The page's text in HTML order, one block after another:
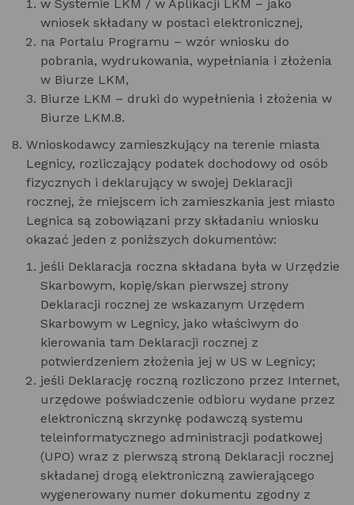
w Systemie LKM / w Aplikacji LKM – jako
wniosek składany w postaci elektronicznej,
na Portalu Programu – wzór wniosku do
pobrania, wydrukowania, wypełniania i złożenia
w Biurze LKM,
Biurze LKM – druki do wypełnienia i złożenia w
Biurze LKM.8.
Wnioskodawcy zamieszkujący na terenie miasta
Legnicy, rozliczający podatek dochodowy od osób
fizycznych i deklarujący w swojej Deklaracji
rocznej, że miejscem ich zamieszkania jest miasto
Legnica są zobowiązani przy składaniu wniosku
okazać jeden z poniższych dokumentów:
jeśli Deklaracja roczna składana była w Urzędzie
Skarbowym, kopię/skan pierwszej strony
Deklaracji rocznej ze wskazanym Urzędem
Skarbowym w Legnicy, jako właściwym do
kierowania tam Deklaracji rocznej z
potwierdzeniem złożenia jej w US w Legnicy;
jeśli Deklarację roczną rozliczono przez Internet,
urzędowe poświadczenie odbioru wydane przez
elektroniczną skrzynkę podawczą systemu
teleinformatycznego administracji podatkowej
(UPO) wraz z pierwszą stroną Deklaracji rocznej
składanej drogą elektroniczną zawierającego
wygenerowany numer dokumentu zgodny z